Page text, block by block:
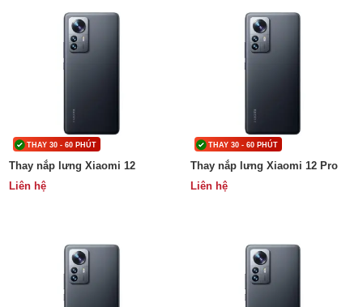
Viện Di Động
Tin công nghệ
THAY 30 - 60 PHÚT
Thay nắp lưng Xiaomi 12
Liên hệ
THAY 30 - 60 PHÚT
Thay nắp lưng Xiaomi 12 Pro
Liên hệ